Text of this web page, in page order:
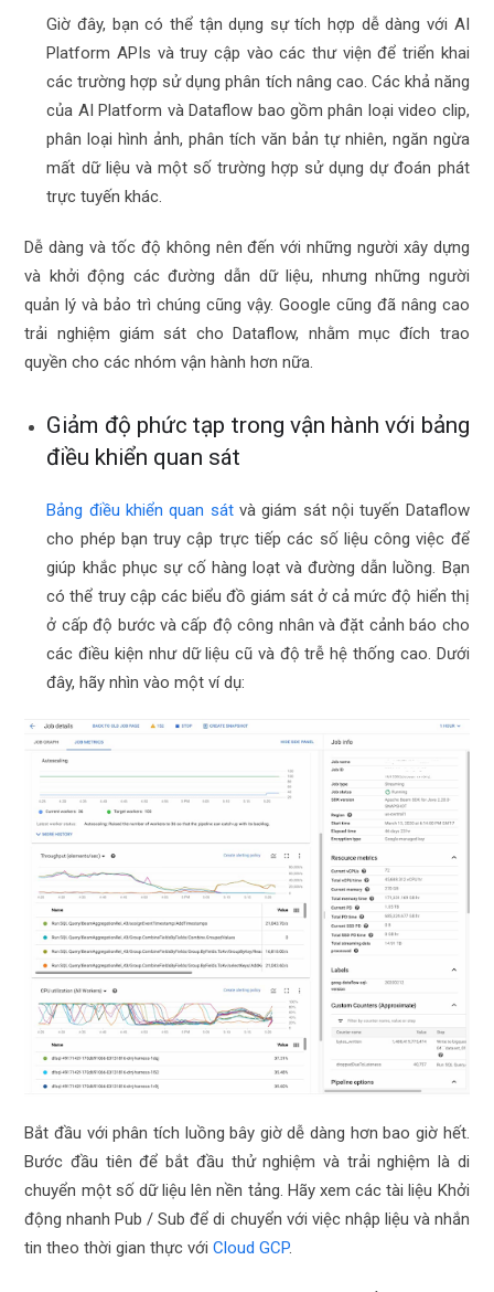
Giờ đây, bạn có thể tận dụng sự tích hợp dễ dàng với AI
Platform APIs và truy cập vào các thư viện để triển khai
các trường hợp sử dụng phân tích nâng cao. Các khả năng
của AI Platform và Dataflow bao gồm phân loại video clip,
phân loại hình ảnh, phân tích văn bản tự nhiên, ngăn ngừa
mất dữ liệu và một số trường hợp sử dụng dự đoán phát
trực tuyến khác.
Dễ dàng và tốc độ không nên đến với những người xây dựng
và khởi động các đường dẫn dữ liệu, nhưng những người
quản lý và bảo trì chúng cũng vậy. Google cũng đã nâng cao
trải nghiệm giám sát cho Dataflow, nhằm mục đích trao
quyền cho các nhóm vận hành hơn nữa.
Giảm độ phức tạp trong vận hành với bảng
điều khiển quan sát
Bảng điều khiển quan sátvà giám sát nội tuyến Dataflow
cho phép bạn truy cập trực tiếp các số liệu công việc để
giúp khắc phục sự cố hàng loạt và đường dẫn luồng. Bạn
có thể truy cập các biểu đồ giám sát ở cả mức độ hiển thị
ở cấp độ bước và cấp độ công nhân và đặt cảnh báo cho
các điều kiện như dữ liệu cũ và độ trễ hệ thống cao. Dưới
đây, hãy nhìn vào một ví dụ:
Bắt đầu với phân tích luồng bây giờ dễ dàng hơn bao giờ hết.
Bước đầu tiên để bắt đầu thử nghiệm và trải nghiệm là di
chuyển một số dữ liệu lên nền tảng. Hãy xem các tài liệu Khởi
động nhanh Pub / Sub để di chuyển với việc nhập liệu và nhắn
tin theo thời gian thực vớiCloud GCP.